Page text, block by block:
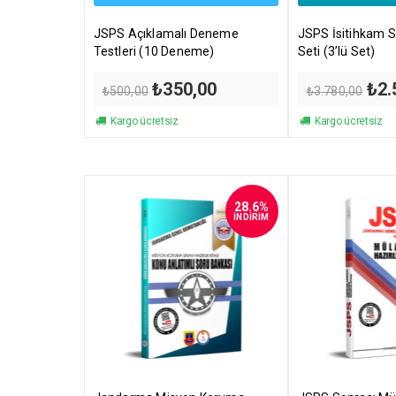
JSPS Açıklamalı Deneme
Testleri (10 Deneme)
₺500,00 Orijinal
fiyat:
₺500,00.
₺350,00Şu
Kargo ücretsiz
JSPS İsitihkam
Seti (3’lü Set)
₺3.780,00
fiyat:
₺
Kargo ücretsiz
28.6%
İNDİRİM